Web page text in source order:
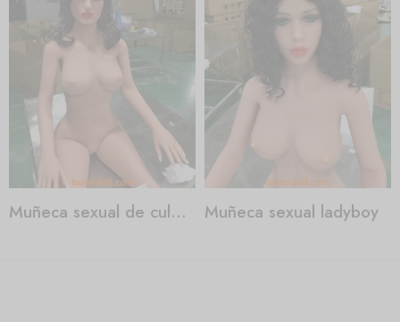
Muñeca sexual de culo gordo Muñeca sexual ladyboy